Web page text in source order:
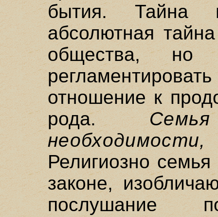
бытия. Тайна
абсолютная
общества, но
отношение к
рода.
Религиозно
законе,
послушание